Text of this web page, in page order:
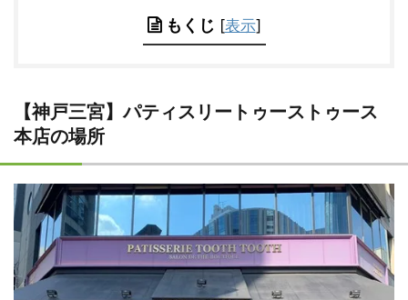
もくじ [表示]
【神戸三宮】パティスリートゥーストゥース
本店の場所